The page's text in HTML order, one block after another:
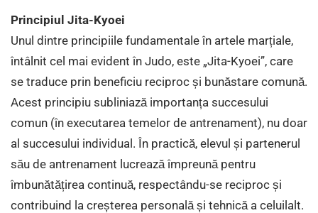
Principiul Jita-Kyoei
Unul dintre principiile fundamentale în artele marțiale,
întâlnit cel mai evident în Judo, este „Jita-Kyoei”, care
se traduce prin beneficiu reciproc și bunăstare comună.
Acest principiu subliniază importanța succesului
comun (în executarea temelor de antrenament), nu doar
al succesului individual. În practică, elevul și partenerul
său de antrenament lucrează împreună pentru
îmbunătățirea continuă, respectându-se reciproc și
contribuind la creșterea personală și tehnică a celuilalt.